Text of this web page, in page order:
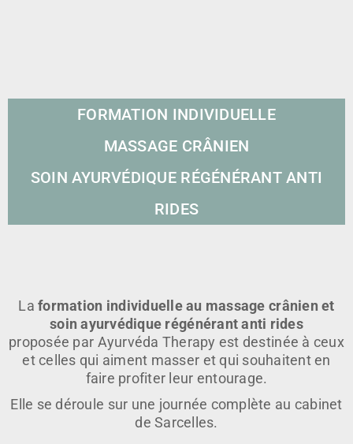
FORMATION INDIVIDUELLE
MASSAGE CRÂNIEN
SOIN AYURVÉDIQUE RÉGÉNÉRANT ANTI
RIDES
Laformation individuelle au massage crânien et
soin ayurvédique régénérant anti rides
proposée par Ayurvéda Therapy est destinée à ceux
et celles qui aiment masser et qui souhaitent en
faire profiter leur entourage.
Elle se déroule sur une journée complète au cabinet
de Sarcelles.